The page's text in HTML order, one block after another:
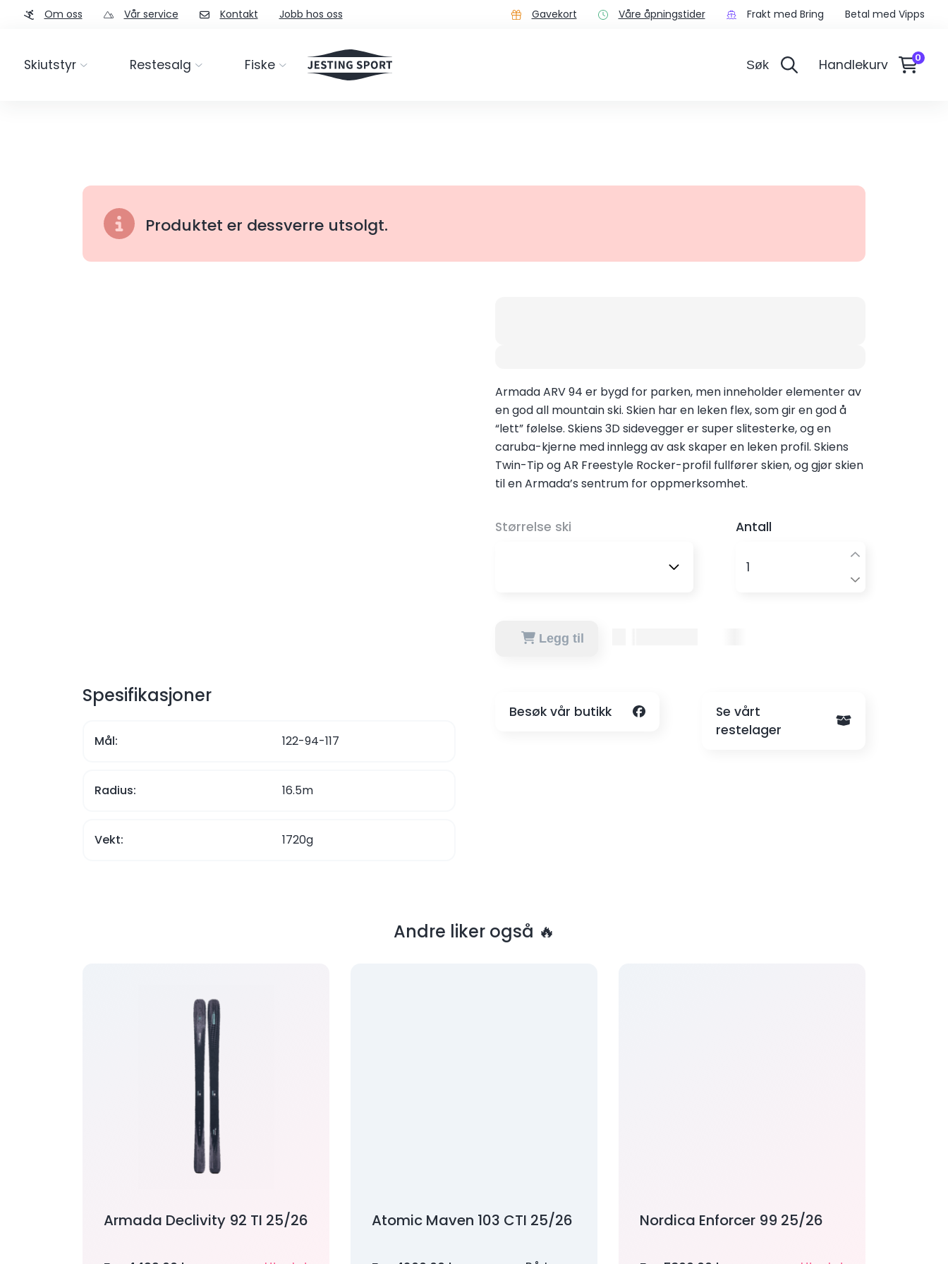
Om oss Vår service Kontakt Jobb hos oss Gavekort Våre åpningstider Frakt med Bring Betal med Vipps
Skiutstyr Restesalg Fiske Søk Handlekurv
Produktet er dessverre utsolgt.
Spesifikasjoner
Mål: 122-94-117
Radius: 16.5m
Vekt: 1720g
Armada ARV 94 er bygd for parken, men inneholder elementer av
en god all mountain ski. Skien har en leken flex, som gir en god å
“lett” følelse. Skiens 3D sideveggerer super slitesterke, og en
caruba-kjerne med innlegg av ask skaper en leken profil. Skiens
Twin-Tip og AR Freestyle Rocker-profil fullfører skien, og gjør skien
til en Armada’s sentrum for oppmerksomhet.
Størrelse ski Antall
Legg til
Besøk vår butikk
Se vårt
restelager
Andre liker også 🔥
Armada Declivity 92 TI 25/26 Atomic Maven 103 CTI 25/26 Nordica Enforcer 99 25/26